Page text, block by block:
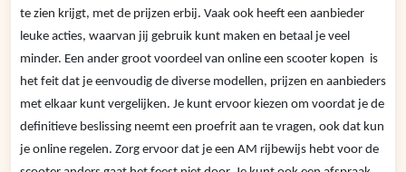
te zien krijgt, met de prijzen erbij. Vaak ook heeft een aanbieder
leuke acties, waarvan jij gebruik kunt maken en betaal je veel
minder. Een ander groot voordeel van online een scooter kopen is
het feit dat je eenvoudig de diverse modellen, prijzen en aanbieders
met elkaar kunt vergelijken. Je kunt ervoor kiezen om voordat je de
definitieve beslissing neemt een proefrit aan te vragen, ook dat kun
je online regelen. Zorg ervoor dat je een AM rijbewijs hebt voor de